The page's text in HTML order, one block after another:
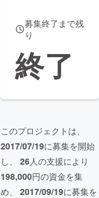
募集終了まで残
り
終了
このプロジェクトは、
2017/07/19に募集を開始
し、 26人の支援により
198,000円の資金を集
め、 2017/09/19に募集を